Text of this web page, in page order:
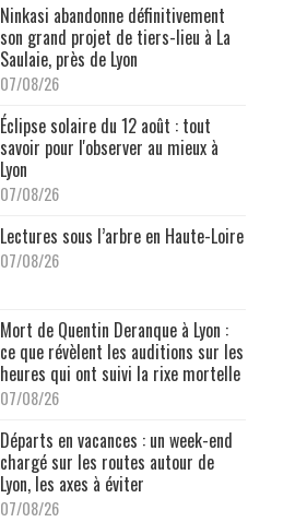
Ninkasi abandonne définitivement
son grand projet de tiers-lieu à La
Saulaie, près de Lyon
07/08/26
Éclipse solaire du 12 août : tout
savoir pour l'observer au mieux à
Lyon
07/08/26
Lectures sous l’arbre en Haute-Loire
07/08/26
Mort de Quentin Deranque à Lyon :
ce que révèlent les auditions sur les
heures qui ont suivi la rixe mortelle
07/08/26
Départs en vacances : un week-end
chargé sur les routes autour de
Lyon, les axes à éviter
07/08/26